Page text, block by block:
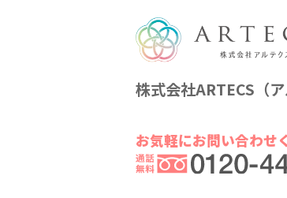
株式会社ARTECS（ア
お気軽にお問い合わせ